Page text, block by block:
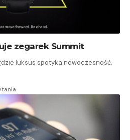
zegarek Summit
luksus spotyka nowoczesność.